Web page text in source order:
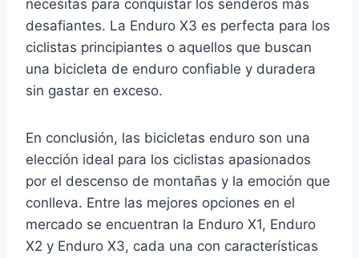
necesitas para conquistar los senderos más
desafiantes. La Enduro X3 es perfecta para los
ciclistas principiantes o aquellos que buscan
una bicicleta de enduro confiable y duradera
sin gastar en exceso.
En conclusión, las bicicletas enduro son una
elección ideal para los ciclistas apasionados
por el descenso de montañas y la emoción que
conlleva. Entre las mejores opciones en el
mercado se encuentran la Enduro X1, Enduro
X2 y Enduro X3, cada una con características